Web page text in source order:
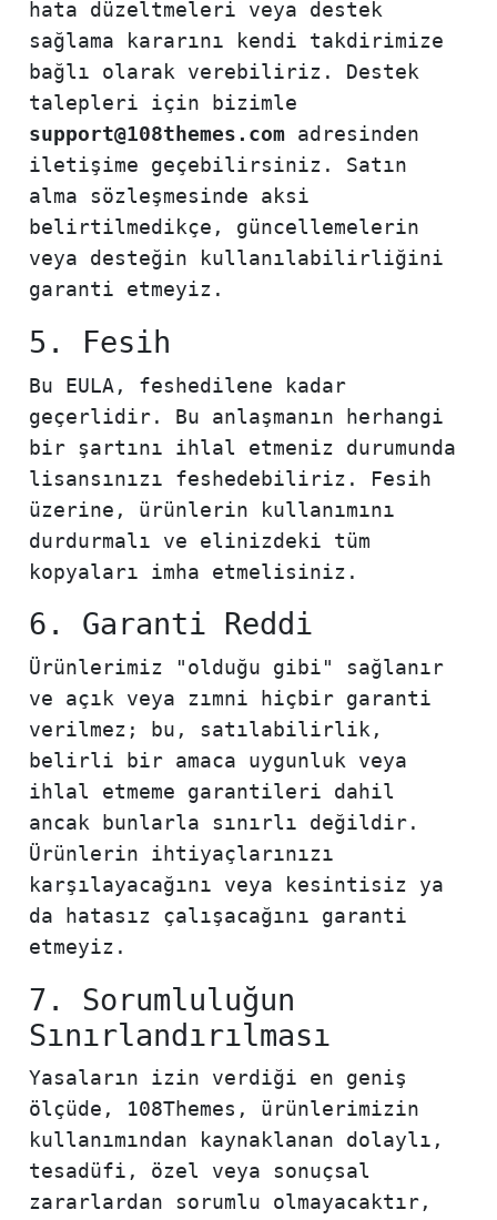
hata düzeltmeleri veya destek
sağlama kararını kendi takdirimize
bağlı olarak verebiliriz. Destek
talepleri için bizimle
support@108themes.com adresinden
iletişime geçebilirsiniz. Satın
alma sözleşmesinde aksi
belirtilmedikçe, güncellemelerin
veya desteğin kullanılabilirliğini
garanti etmeyiz.
5. Fesih
Bu EULA, feshedilene kadar
geçerlidir. Bu anlaşmanın herhangi
bir şartını ihlal etmeniz durumunda
lisansınızı feshedebiliriz. Fesih
üzerine, ürünlerin kullanımını
durdurmalı ve elinizdeki tüm
kopyaları imha etmelisiniz.
6. Garanti Reddi
Ürünlerimiz "olduğu gibi" sağlanır
ve açık veya zımni hiçbir garanti
verilmez; bu, satılabilirlik,
belirli bir amaca uygunluk veya
ihlal etmeme garantileri dahil
ancak bunlarla sınırlı değildir.
Ürünlerin ihtiyaçlarınızı
karşılayacağını veya kesintisiz ya
da hatasız çalışacağını garanti
etmeyiz.
7. Sorumluluğun
Sınırlandırılması
Yasaların izin verdiği en geniş
ölçüde, 108Themes, ürünlerimizin
kullanımından kaynaklanan dolaylı,
tesadüfi, özel veya sonuçsal
zararlardan sorumlu olmayacaktır,